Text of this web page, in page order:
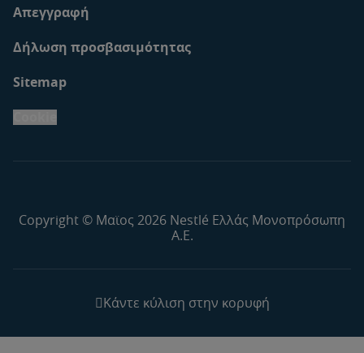
Απεγγραφή
Δήλωση προσβασιμότητας
Sitemap
Copyright © Μαϊος 2026 Nestlé Ελλάς Μονοπρόσωπη
Α.Ε.
Κάντε κύλιση στην κορυφή